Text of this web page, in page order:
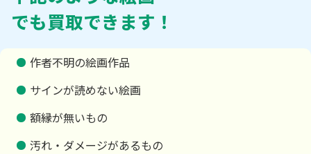
でも買取できます！
作者不明の絵画作品
サインが読めない絵画
額縁が無いもの
汚れ・ダメージがあるもの